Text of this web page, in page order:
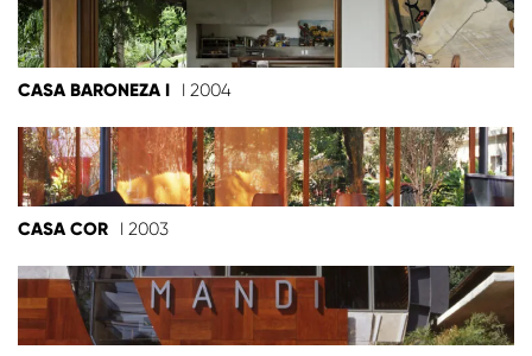
CASA BARONEZA I I 2004
CASA COR I 2003